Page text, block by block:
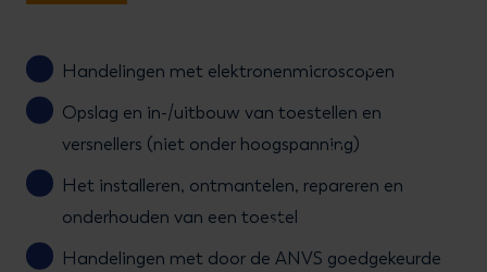
Handelingen met elektronenmicroscopen
Opslag en in-/uitbouw van toestellen en
versnellers (niet onder hoogspanning)
Het installeren, ontmantelen, repareren en
onderhouden van een toestel
Handelingen met door de ANVS goedgekeurde